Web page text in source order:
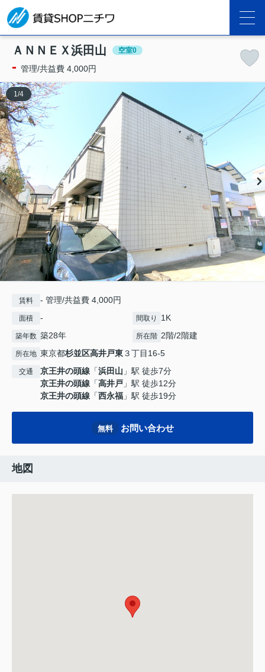
ＡＮＮＥＸ浜田山 空室0
- 管理/共益費 4,000円
1 /4
賃料 - 管理/共益費 4,000円
面積 - 間取り 1K
築年数 築28年 所在階 2階/2階建
所在地 東京都杉並区高井戸東３丁目16-5
交通 京王井の頭線 「浜田山 」駅 徒歩7分
京王井の頭線 「高井戸 」駅 徒歩12分
京王井の頭線 「西永福 」駅 徒歩19分
無料 お問い合わせ
地図